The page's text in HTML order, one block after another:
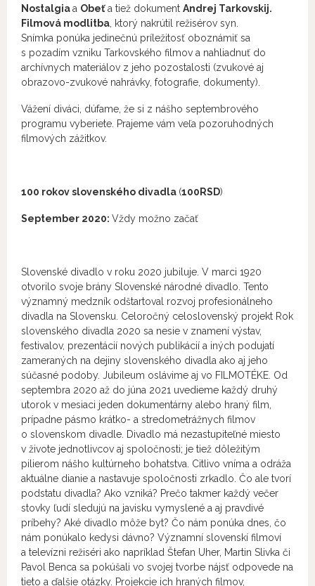
Nostalgiaa Obeťa tiež dokument Andrej Tarkovskij.
Filmová modlitba , ktorý nakrútil režisérov syn.
Snímka ponúka jedinečnú príležitosť oboznámiť sa
s pozadím vzniku Tarkovského filmov a nahliadnuť do
archívnych materiálov z jeho pozostalosti (zvukové aj
obrazovo-zvukové nahrávky, fotografie, dokumenty).
Vážení diváci, dúfame, že si z nášho septembrového
programu vyberiete. Prajeme vám veľa pozoruhodných
filmových zážitkov.
100 rokov slovenského divadla (100 RSD)
September 2020: Vždy možno začať
Slovenské divadlo v roku 2020 jubiluje. V marci 1920
otvorilo svoje brány Slovenské národné divadlo. Tento
významný medzník odštartoval rozvoj profesionálneho
divadla na Slovensku. Celoročný celoslovenský projekt Rok
slovenského divadla 2020 sa nesie v znamení výstav,
festivalov, prezentácií nových publikácií a iných podujatí
zameraných na dejiny slovenského divadla ako aj jeho
súčasné podoby. Jubileum oslávime aj vo FILMOTÉKE. Od
septembra 2020 až do júna 2021 uvedieme každý druhý
utorok v mesiaci jeden dokumentárny alebo hraný film,
prípadne pásmo krátko- a stredometrážnych filmov
o slovenskom divadle. Divadlo má nezastupiteľné miesto
v živote jednotlivcov aj spoločnosti; je tiež dôležitým
pilierom nášho kultúrneho bohatstva. Citlivo vníma a odráža
aktuálne dianie a nastavuje spoločnosti zrkadlo. Čo ale tvorí
podstatu divadla? Ako vzniká? Prečo takmer každý večer
stovky ľudí sledujú na javisku vymyslené a aj pravdivé
príbehy? Aké divadlo môže byt? Čo nám ponúka dnes, čo
nám ponúkalo kedysi dávno? Významní slovenskí filmoví
a televízni režiséri ako napríklad Štefan Uher, Martin Slivka či
Pavol Benca sa pokúšali vo svojej tvorbe nájsť odpovede na
tieto a ďalšie otázky. Projekcie ich hraných filmov,